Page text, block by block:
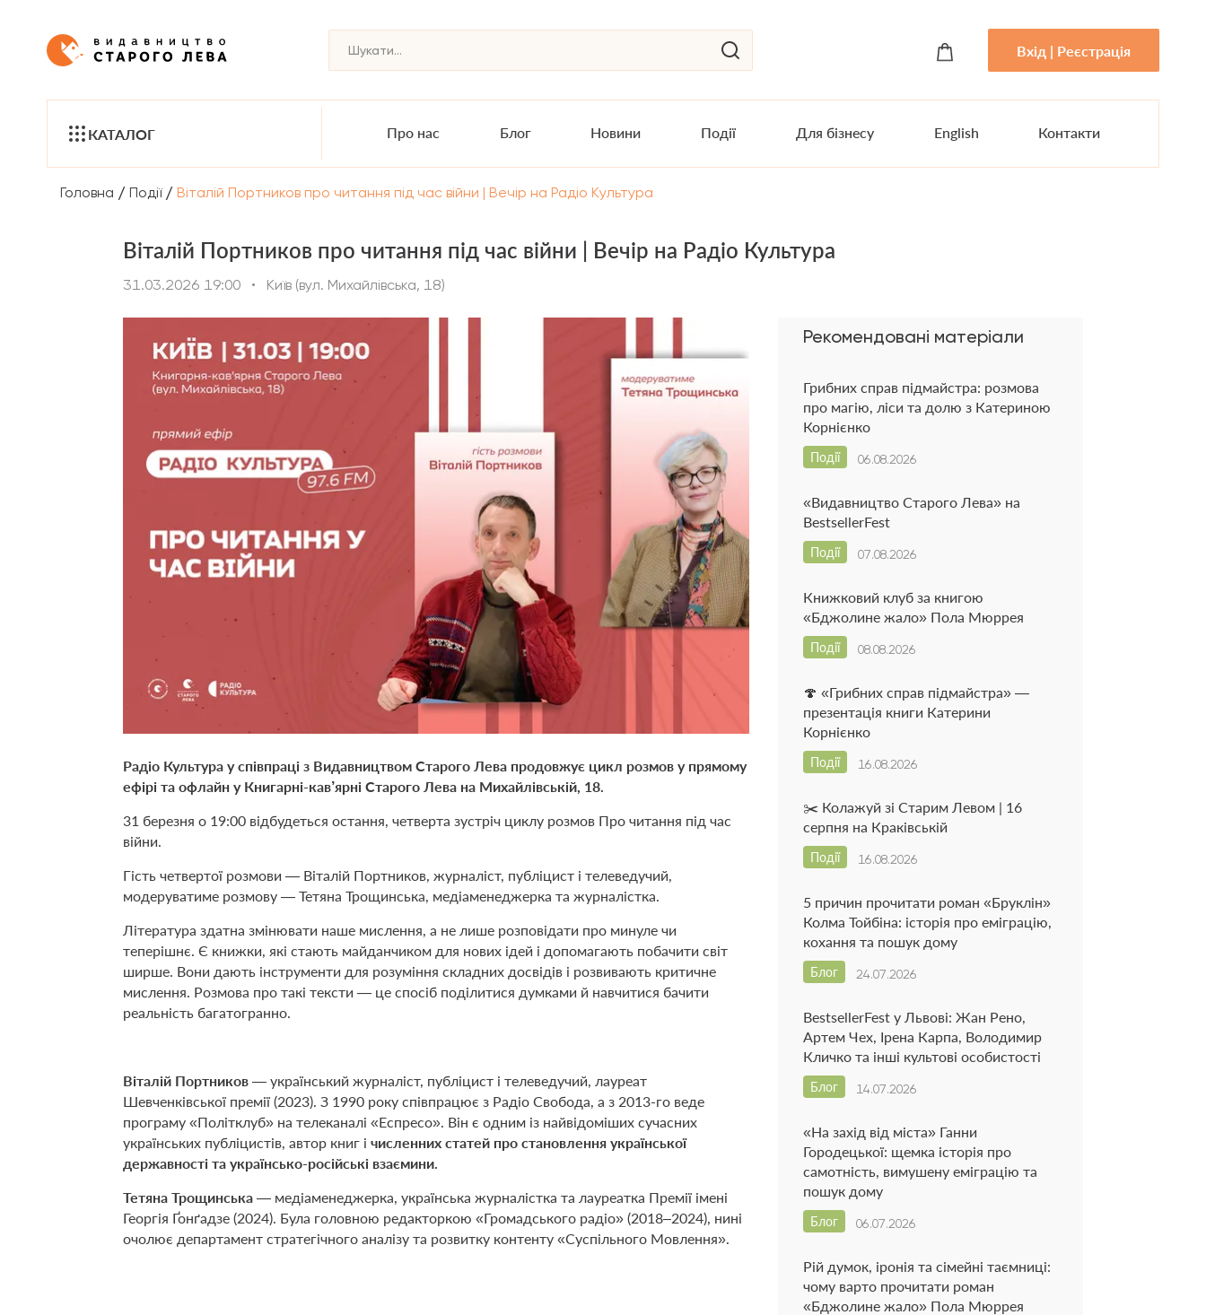
Вхід | Реєстрація
КАТАЛОГ Про нас Блог Новини Події Для бізнесу English Контакти
Головна / Події / Віталій Портников про читання під час війни | Вечір на Радіо Культура
Віталій Портников про читання під час війни | Вечір на Радіо Культура
31.03.2026 19:00 • Київ (вул. Михайлівська, 18)
Радіо Культура у співпраці з Видавництвом Старого Лева продовжує цикл розмов у прямому
ефірі та офлайн у Книгарні-кав’ярні Старого Лева на Михайлівській, 18.
31 березня о 19:00 відбудеться остання, четверта зустріч циклу розмов Про читання під час
війни.
Гість четвертої розмови — Віталій Портников, журналіст, публіцист і телеведучий,
модеруватиме розмову — Тетяна Трощинська, медіаменеджерка та журналістка.
Література здатна змінювати наше мислення, а не лише розповідати про минуле чи
теперішнє. Є книжки, які стають майданчиком для нових ідей і допомагають побачити світ
ширше. Вони дають інструменти для розуміння складних досвідів і розвивають критичне
мислення. Розмова про такі тексти — це спосіб поділитися думками й навчитися бачити
реальність багатогранно.
Віталій Портников — український журналіст, публіцист і телеведучий, лауреат
Шевченківської премії (2023). З 1990 року співпрацює з Радіо Свобода, а з 2013-го веде
програму «Політклуб» на телеканалі «Еспресо». Він є одним із найвідоміших сучасних
українських публіцистів, автор книг і численних статей про становлення української
державності та українсько-російські взаємини.
Тетяна Трощинська — медіаменеджерка, українська журналістка та лауреатка Премії імені
Георгія Ґонґадзе (2024). Була головною редакторкою «Громадського радіо» (2018–2024), нині
очолює департамент стратегічного аналізу та розвитку контенту «Суспільного Мовлення».
Рекомендовані матеріали
Грибних справ підмайстра: розмова
про магію, ліси та долю з Катериною
Корнієнко
06.08.2026
Події
«Видавництво Старого Лева» на
BestsellerFest
07.08.2026
Події
Книжковий клуб за книгою
«Бджолине жало» Пола Мюррея
08.08.2026
Події
🍄 «Грибних справ підмайстра» —
презентація книги Катерини
Корнієнко
16.08.2026
Події
✂️ Колажуй зі Старим Левом | 16
серпня на Краківській
16.08.2026
Події
5 причин прочитати роман «Бруклін»
Колма Тойбіна: історія про еміграцію,
кохання та пошук дому
24.07.2026
Блог
BestsellerFest у Львові: Жан Рено,
Артем Чех, Ірена Карпа, Володимир
Кличко та інші культові особистості
14.07.2026
Блог
«На захід від міста» Ганни
Городецької: щемка історія про
самотність, вимушену еміграцію та
пошук дому
06.07.2026
Блог
Рій думок, іронія та сімейні таємниці:
чому варто прочитати роман
«Бджолине жало» Пола Мюррея